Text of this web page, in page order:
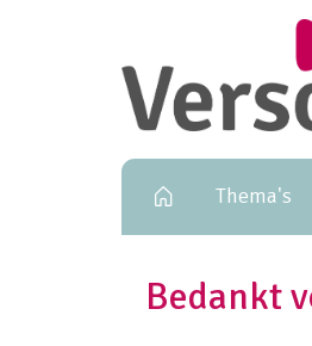
PrimaryThema's
Bedankt